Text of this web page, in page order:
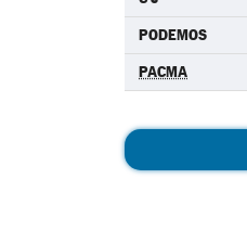
PODEMOS
PACMA